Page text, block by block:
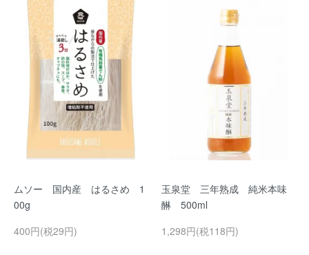
ムソー 国内産 はるさめ 1
00g
400円(税29円)
玉泉堂 三年熟成 純米本味
醂 500ml
1,298円(税118円)